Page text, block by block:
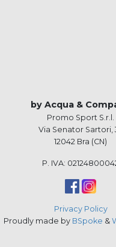
by Acqua &
Promo Sport S.r.l.
Via Senator Sartori,
12042 Bra (CN)
P. IVA:
Privacy Policy
Proudly made by BSpoke &